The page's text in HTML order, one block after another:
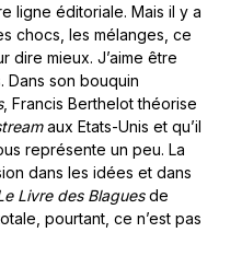
ligne éditoriale. Mais il y a
chocs, les mélanges, ce
dire mieux. J’aime être
Dans son bouquin
, Francis Berthelot théorise
aux Etats-Unis et qu’il
représente un peu. La
dans les idées et dans
Livre des Blaguesde
pourtant, ce n’est pas